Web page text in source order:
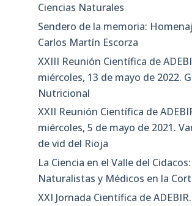
Ciencias Naturales
Sendero de la memoria:
Carlos Martín Escorza
XXIII Reunión Científica de
miércoles, 13 de mayo de 2022.
Nutricional
XXII Reunión Científica de
miércoles, 5 de mayo de 2021.
de vid del Rioja
La Ciencia en el Valle del Cidacos:
Naturalistas y Médicos en la
XXI Jornada Científica de